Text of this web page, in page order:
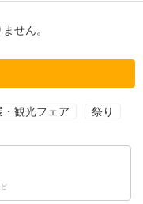
せん。
・観光フェア 祭り
ど